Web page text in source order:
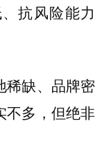
抗风险能力
稀缺、品牌密
不多，但绝非